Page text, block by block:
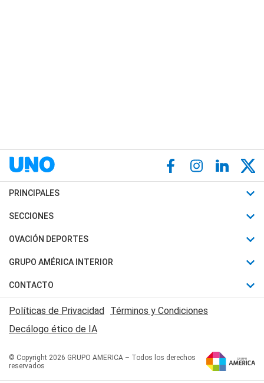
PRINCIPALES
Últimas Noticias
Política
Judiciales
Economia
SECCIONES
Horóscopo
Motores
Trucos caseros
Series y Películas
Edictos y Solicitadas
OVACIÓN DEPORTES
Fútbol
Mundial
Automovilismo
Rugby
Básquet
GRUPO AMÉRICA INTERIOR
Canal 7 en Vivo
San Juan 8
CONTACTO
Acerca de Nosotros
Contactanos
Políticas de Privacidad Términos y Condiciones
Decálogo ético de IA
© Copyright 2026 GRUPO AMERICA – Todos los derechos
reservados